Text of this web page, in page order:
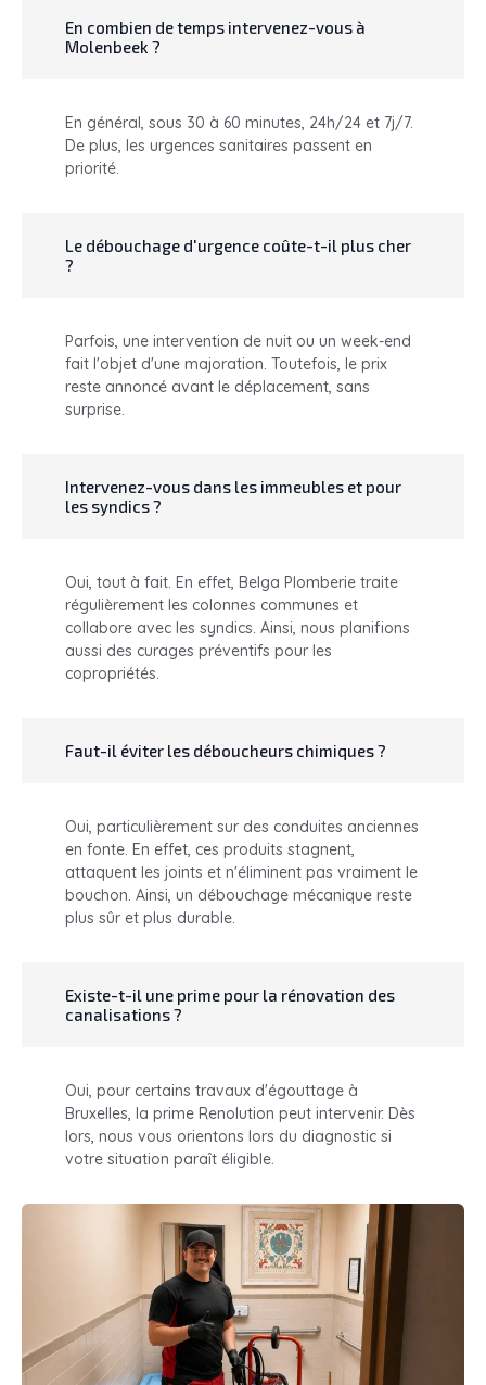
En combien de temps intervenez-vous à
Molenbeek ?
En général, sous 30 à 60 minutes, 24h/24 et 7j/7.
De plus, les urgences sanitaires passent en
priorité.
Le débouchage d'urgence coûte-t-il plus cher
?
Parfois, une intervention de nuit ou un week-end
fait l'objet d'une majoration. Toutefois, le prix
reste annoncé avant le déplacement, sans
surprise.
Intervenez-vous dans les immeubles et pour
les syndics ?
Oui, tout à fait. En effet, Belga Plomberie traite
régulièrement les colonnes communes et
collabore avec les syndics. Ainsi, nous planifions
aussi des curages préventifs pour les
copropriétés.
Faut-il éviter les déboucheurs chimiques ?
Oui, particulièrement sur des conduites anciennes
en fonte. En effet, ces produits stagnent,
attaquent les joints et n'éliminent pas vraiment le
bouchon. Ainsi, un débouchage mécanique reste
plus sûr et plus durable.
Existe-t-il une prime pour la rénovation des
canalisations ?
Oui, pour certains travaux d'égouttage à
Bruxelles, la prime Renolution peut intervenir. Dès
lors, nous vous orientons lors du diagnostic si
votre situation paraît éligible.